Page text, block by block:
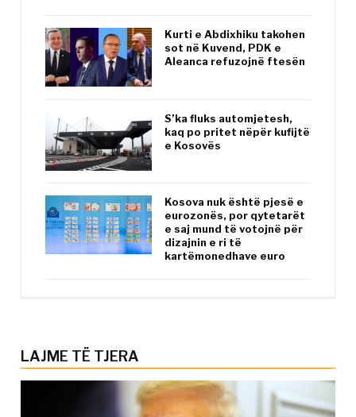
Kurti e Abdixhiku takohen
sot në Kuvend, PDK e
Aleanca refuzojnë ftesën
S’ka fluks automjetesh,
kaq po pritet nëpër kufijtë
e Kosovës
Kosova nuk është pjesë e
eurozonës, por qytetarët
e saj mund të votojnë për
dizajnin e ri të
kartëmonedhave euro
LAJME TË TJERA